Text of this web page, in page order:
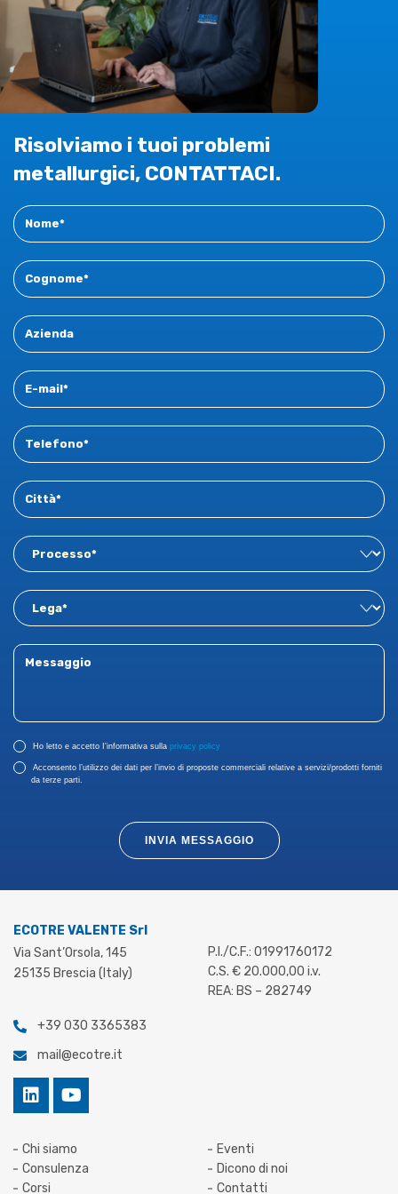
Risolviamo i tuoi problemi
metallurgici, CONTATTACI.
Contact
New
Ho letto e accetto I'informativa sulla privacy policy
Acconsento l’utilizzo dei dati per l’invio di proposte commerciali relative a servizi/prodotti forniti
da terze parti.
INVIA MESSAGGIO
ECOTRE VALENTE Srl
Via Sant’Orsola, 145
25135 Brescia (Italy)
+39 030 3365383
mail@ecotre.it
P.I./C.F.: 01991760172
C.S. € 20.000,00 i.v.
REA: BS – 282749
Chi siamo
Consulenza
Corsi
Eventi
Dicono di noi
Contatti